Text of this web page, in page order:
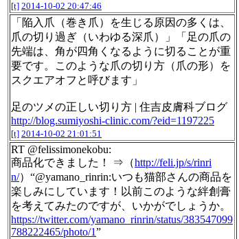
[t] 2014-10-02 20:47:46
「陥入爪（巻き爪）を生じる原因の多くは、
爪の切り過ぎ（いわゆる深爪）」「足の爪の
先端は、角が四角くなるように切ることが重
要です。このような爪の切り方（爪の形）を
スクエアオフと呼びます」
足のツメの正しい切り方 | 住吉皮膚科ブログ
http://blog.sumiyoshi-clinic.com/?eid=1197225
[t] 2014-10-02 21:01:51
RT @felissimonekobu:
商品化できました！ ⇒（http://feli.jp/s/rinri
n/）“@yamano_rinrin:いつも猫部さんの商品を
楽しみにしています！以前このような絆創膏
を考えてみたのですが、いかがでしょうか。
https://twitter.com/yamano_rinrin/status/383547099
788222465/photo/1”